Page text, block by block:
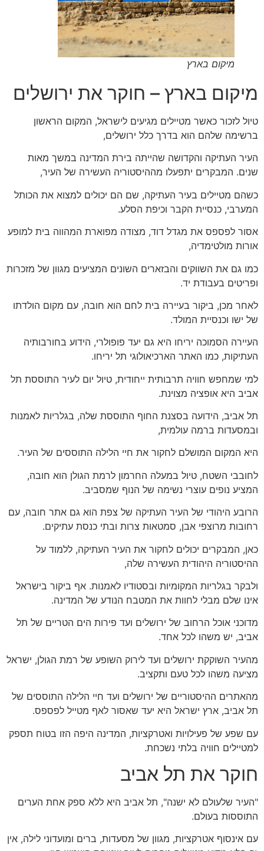
מיקום בארץ
מיקום בארץ – חוקר את ירושלים
טיול לזכור כאשר מטיילים מגיעים לישראל, המקום הראשון
ברשימה שלהם הוא בדרך כלל ירושלים,
העיר העתיקה והקדושה שהייתה בירת המדינה במשך מאות
שנים. המבקרים יתפעלו מההיסטוריה העשירה של העיר,
כשהם מטיילים בעיר העתיקה, שם הם יכולים למצוא את הכותל
המערבי, כנסיית הקבר וכיפת הסלע.
אסור לפספס את מגדל דוד, מצודה מפוארת המהווה בית למופע
אורות מולטימדיה,
כמו גם את השווקים והבזארים השונים המציעים מגוון של מזכרות
ופריטים בעבודת יד.
לאחר מכן, ביקור בעיירה בית לחם הוא חובה, עם מקום הולדתו
של ישו וכנסיית המולד.
העיירה הסמוכה יריחו היא גם יעד פופולרי, הידוע בחורבותיה
העתיקות, כמו האתר הארכיאולוגי תל יריחו.
למי שמחפש חוויה תרבותית ייחודית, טיול יום לעיר התוססת תל
אביב היא אופציה מצוינת.
תל אביב, הידועה בסצנת החוף התוססת שלה, בגלריות לאמנות
ובמסעדות ברמה עולמית,
היא המקום המושלם לחקור את חיי הלילה התוססים של העיר.
לחובבי השטח, טיול במעלה החרמון לרמת הגולן הוא חובה,
המציע נופים עוצרי נשימה של הנוף שמסביב.
הרובע היהודי של העיר העתיקה של צפת הוא גם אתר חובה, עם
רחובות מרוצפי אבן, סמטאות צרות ובתי כנסת עתיקים.
כאן, המבקרים יכולים לחקור את העיר העתיקה, ללמוד על
ההיסטוריה היהודית העשירה שלה,
ולבקר בגלריות המקומיות ובסטודיו לאמנות. אף ביקור בישראל
אינו שלם מבלי לחוות את המטבח הנודע של המדינה.
מדוכני אוכל הרחוב של ירושלים ועד פירות הים הטריים של תל
אביב, יש משהו לכל אחד.
מהעיר השוקקת ירושלים ועד לירוק השופע של רמת הגולן, ישראל
מציעה משהו לכל טעם ותקציב.
מהאתרים ההיסטוריים של ירושלים ועד חיי הלילה התוססים של
תל אביב, ארץ ישראל היא יעד שאסור לאף מטייל לפספס.
עם שפע של פעילויות ואטרקציות, המדינה היפה הזו בטוח תספק
למטיילים חוויה בלתי נשכחת.
חוקר את תל אביב
"העיר שלעולם לא ישנה", תל אביב היא ללא ספק אחת הערים
התוססות בעולם.
עם אינסוף אטרקציות, מגוון של מסעדות, ברים ומועדוני לילה, אין